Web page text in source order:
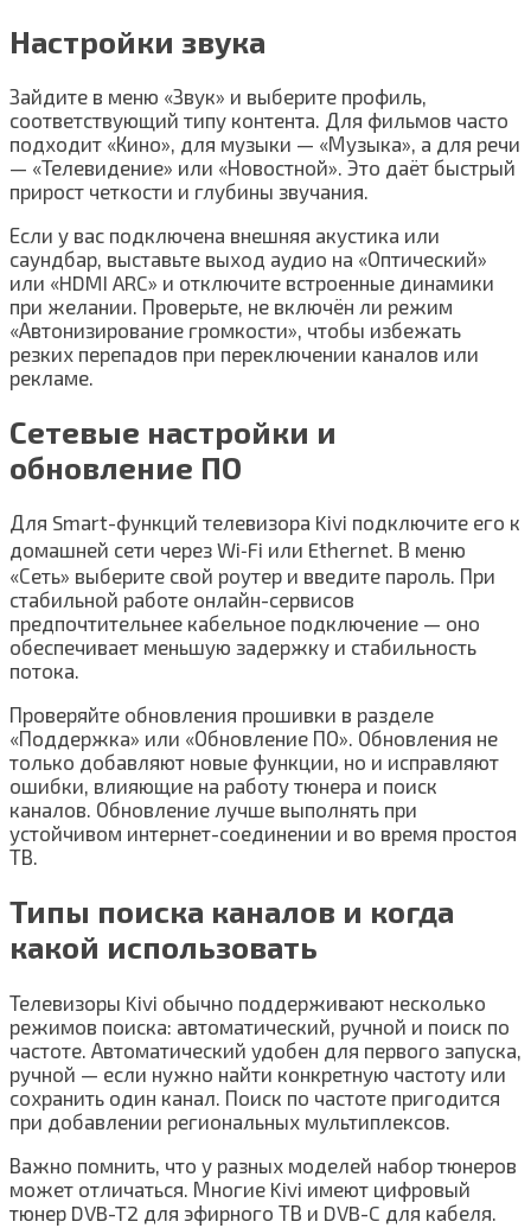
Настройки звука
Зайдите в меню «Звук» и выберите профиль,
соответствующий типу контента. Для фильмов часто
подходит «Кино», для музыки — «Музыка», а для речи
— «Телевидение» или «Новостной». Это даёт быстрый
прирост четкости и глубины звучания.
Если у вас подключена внешняя акустика или
саундбар, выставьте выход аудио на «Оптический»
или «HDMI ARC» и отключите встроенные динамики
при желании. Проверьте, не включён ли режим
«Автонизирование громкости», чтобы избежать
резких перепадов при переключении каналов или
рекламе.
Сетевые настройки и
обновление ПО
Для Smart-функций телевизора Kivi подключите его к
домашней сети через Wi‑Fi или Ethernet. В меню
«Сеть» выберите свой роутер и введите пароль. При
стабильной работе онлайн-сервисов
предпочтительнее кабельное подключение — оно
обеспечивает меньшую задержку и стабильность
потока.
Проверяйте обновления прошивки в разделе
«Поддержка» или «Обновление ПО». Обновления не
только добавляют новые функции, но и исправляют
ошибки, влияющие на работу тюнера и поиск
каналов. Обновление лучше выполнять при
устойчивом интернет-соединении и во время простоя
ТВ.
Типы поиска каналов и когда
какой использовать
Телевизоры Kivi обычно поддерживают несколько
режимов поиска: автоматический, ручной и поиск по
частоте. Автоматический удобен для первого запуска,
ручной — если нужно найти конкретную частоту или
сохранить один канал. Поиск по частоте пригодится
при добавлении региональных мультиплексов.
Важно помнить, что у разных моделей набор тюнеров
может отличаться. Многие Kivi имеют цифровый
тюнер DVB-T2 для эфирного ТВ и DVB-C для кабеля.